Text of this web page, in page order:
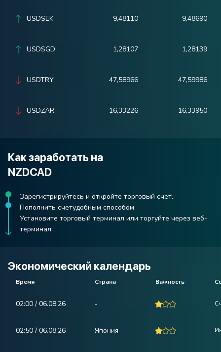
USDSEK 9,48110 9,48690
USDSGD 1,28107 1,28139
USDTRY 47,58966 47,59986
USDZAR 16,33226 16,33950
Как заработать на
NZDCAD
Зарегистрируйтесь и откройте торговый счёт.
Пополнить счётудобным способом.
Установите торговый терминал или торгуйте через веб-
терминал.
Экономический календарь
Время Страна Важность
02:00 / 06.08.26 -
02:50 / 06.08.26 Япония